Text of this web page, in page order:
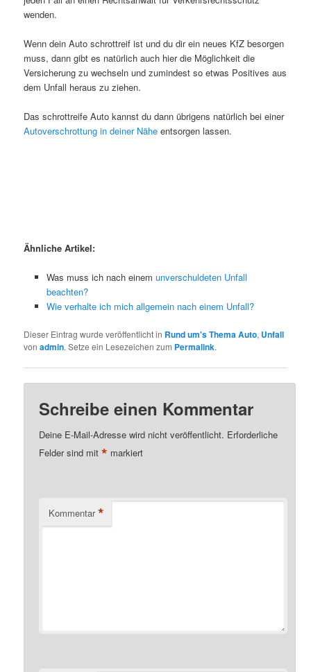
wenden.
Wenn dein Auto schrottreif ist und du dir ein neues KfZ besorgen
muss, dann gibt es natürlich auch hier die Möglichkeit die
Versicherung zu wechseln und zumindest so etwas Positives aus
dem Unfall heraus zu ziehen.
Das schrottreife Auto kannst du dann übrigens natürlich bei einer
Autoverschrottung in deiner Nähe entsorgen lassen.
Ähnliche Artikel:
Was muss ich nach einem unverschuldeten Unfall
beachten?
Wie verhalte ich mich allgemein nach einem Unfall?
Dieser Eintrag wurde veröffentlicht in Rund um's Thema Auto, Unfall
vonadmin. Setze ein Lesezeichen zum Permalink.
Schreibe einen Kommentar
Deine E-Mail-Adresse wird nicht veröffentlicht. Erforderliche
Felder sind mit* markiert
Kommentar *